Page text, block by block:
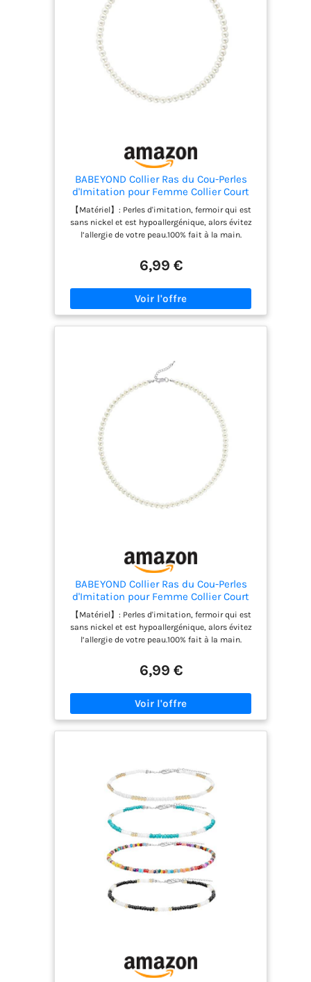
BABEYOND Collier Ras du Cou-Perles
d'Imitation pour Femme Collier Court
Rond Perle Simple pour Mariage
Valentin Blanc (Diamètre de perles
8mm)
【Matériel】: Perles d'imitation, fermoir qui est
sans nickel et est hypoallergénique, alors évitez
l’allergie de votre peau.100% fait à la main.
8mm/0,31", 10 mm/0,39",12 mm/0,47" ou
14mm/0.55". Longueur : 47 cm/18.5" (y compris la
donner plus de choix. 【Design】: En ce qui
concerne ce collier en perles synthétique blanche,
rend plus douce et noble. 【Occasions】: Un bijou
pour un usage quotidien, également parfait pour
Noël, costume déguisé, costumes des années 20
ou fête à thème Grand Gatsby,soirée, cocktail, bal
etc.Un cadeau idéal pour votre femme, petite
amie, mère, épouse ou fille lors des événements
importants tels que anniversaire,fiançailles.
【Tips】Rangez vos bijoux individuellement pour
les protéger des rayures. Évitez tout contact avec
du parfum, des crèmes pour le corps, de la laque
ou tout autre produit chimique qui pourrait
endommager la brillance de la pierre. Pour
nettoyer vos bijoux, trempez-les dans de l'eau
6,99 €
BABEYOND Collier Ras du Cou-Perles
d'Imitation pour Femme Collier Court
Rond Perle Simple pour Mariage
Valentin Blanc (Diamètre de perles
6mm)
【Matériel】: Perles d'imitation, fermoir qui est
sans nickel et est hypoallergénique, alors évitez
l’allergie de votre peau.100% fait à la main.
8mm/0,31", 10 mm/0,39",12 mm/0,47" ou
14mm/0.55". Longueur: 43cm/17"; Longueur de la
tailles pour vous donner plus de choix.
【Design】: En ce qui concerne ce collier en perles
【Occasions】: Un bijou pour un usage
quotidien, également parfait pour Noël, costume
déguisé, costumes des années 20 ou fête à thème
Grand Gatsby,soirée, cocktail, bal etc.Un cadeau
idéal pour votre femme, petite amie, mère,
épouse ou fille lors des événements importants
tels que anniversaire,fiançailles. 【Tips】Rangez
vos bijoux individuellement pour les protéger des
rayures. Évitez tout contact avec du parfum, des
crèmes pour le corps, de la laque ou tout autre
produit chimique qui pourrait endommager la
brillance de la pierre. Pour nettoyer vos bijoux,
précieuses.
6,99 €